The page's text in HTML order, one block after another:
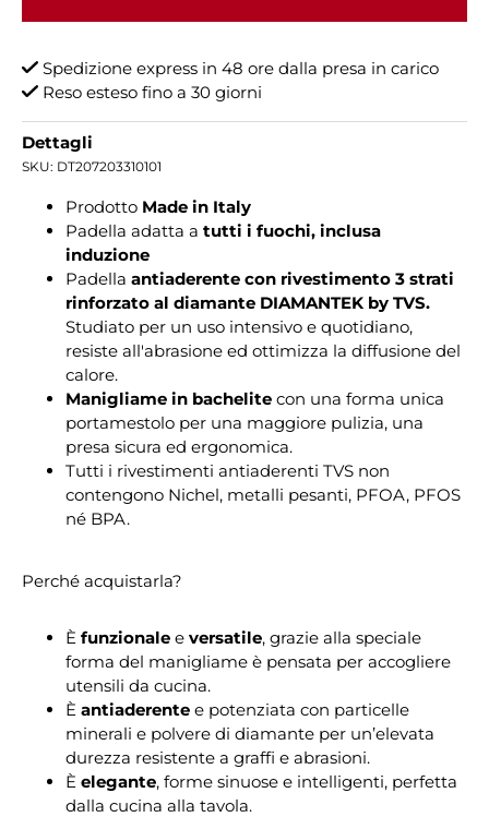
Spedizione express in 48 ore dalla presa in carico
Reso esteso fino a 30 giorni
Dettagli
SKU: DT207203310101
Prodotto Made in Italy
Padella adatta a tutti i fuochi, inclusa
induzione
Padella antiaderente con rivestimento 3 strati
rinforzato al diamante DIAMANTEK by TVS.
Studiato per un uso intensivo e quotidiano,
resiste all'abrasione ed ottimizza la diffusione del
calore.
Manigliame in bachelite con una forma unica
portamestolo per una maggiore pulizia, una
presa sicura ed ergonomica.
Tutti i rivestimenti antiaderenti TVS non
contengono Nichel, metalli pesanti, PFOA, PFOS
né BPA.
Perché acquistarla?
È funzionale e versatile, grazie alla speciale
forma del manigliame è pensata per accogliere
utensili da cucina.
È antiaderente e potenziata con particelle
minerali e polvere di diamante per un’elevata
durezza resistente a graffi e abrasioni.
È elegante, forme sinuose e intelligenti, perfetta
dalla cucina alla tavola.